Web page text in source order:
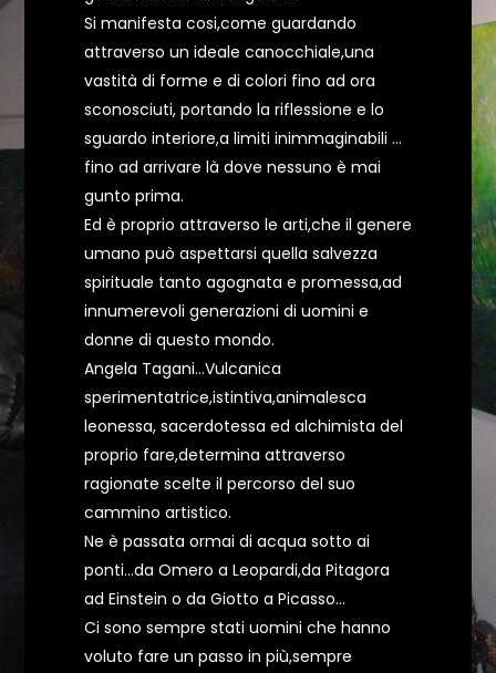
Si manifesta cosi,come guardando
attraverso un ideale canocchiale,una
vastità di forme e di colori fino ad ora
sconosciuti, portando la riflessione e lo
sguardo interiore,a limiti inimmaginabili …
fino ad arrivare là dove nessuno è mai
gunto prima.
Ed è proprio attraverso le arti,che il genere
umano può aspettarsi quella salvezza
spirituale tanto agognata e promessa,ad
innumerevoli generazioni di uomini e
donne di questo mondo.
Angela Tagani…Vulcanica
sperimentatrice,istintiva,animalesca
leonessa, sacerdotessa ed alchimista del
proprio fare,determina attraverso
ragionate scelte il percorso del suo
cammino artistico.
Ne è passata ormai di acqua sotto ai
ponti…da Omero a Leopardi,da Pitagora
ad Einstein o da Giotto a Picasso…
Ci sono sempre stati uomini che hanno
voluto fare un passo in più,sempre